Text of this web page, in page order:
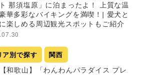
那須塩原」に泊まったよ！ 上質な温
華多彩なバイキングを満喫！| 愛犬と
楽しめる周辺観光スポットもご紹介
ア別で探す 関西
【和歌山】「わんわんパラダイス プレ